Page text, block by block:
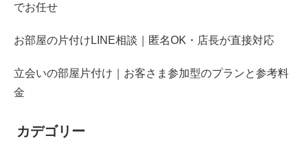
でお任せ
お部屋の片付けLINE相談｜匿名OK・店長が直接対応
立会いの部屋片付け｜お客さま参加型のプランと参考料
金
カデゴリー